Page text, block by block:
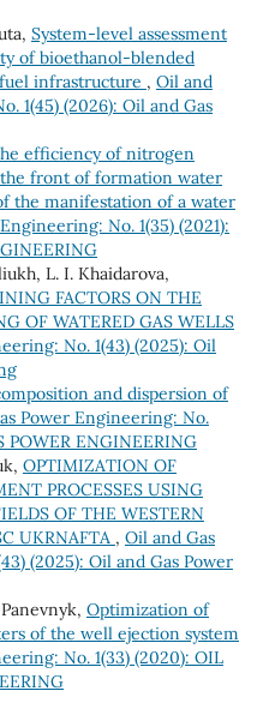
System-level assessment
of bioethanol-blended
infrastructure , Oil and
1(45) (2026): Oil and Gas
efficiency of nitrogen
front of formation water
the manifestation of a water
No. 1(35) (2021):
L. I. Khaidarova,
FACTORS ON THE
OF WATERED GAS WELLS
No. 1(43) (2025): Oil
and dispersion of
Power Engineering: No.
POWER ENGINEERING
OPTIMIZATION OF
PROCESSES USING
OF THE WESTERN
UKRNAFTA , Oil and Gas
(2025): Oil and Gas Power
Optimization of
of the well ejection system
No. 1(33) (2020): OIL